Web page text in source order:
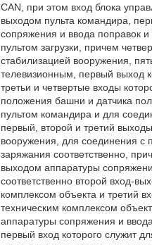
CAN, при этом вход блока
выходом пульта командира,
сопряжения и ввода поправок
пультом загрузки, причем
стабилизацией вооружения,
телевизионным, первый выход
третьи и четвертые входы
положения башни и датчика
пультом командира и для
первый, второй и третий
вооружения, для соединения с
заряжания соответственно,
выходом аппаратуры
соответственно второй вход-
комплексом объекта и третий
техническим комплексом
аппаратуры сопряжения и
первый вход которого служит